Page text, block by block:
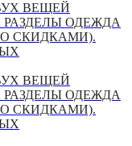
ВЕЩЕЙ
РАЗДЕЛЫ ОДЕЖДА
СКИДКАМИ).
ВЕЩЕЙ
РАЗДЕЛЫ ОДЕЖДА
СКИДКАМИ).